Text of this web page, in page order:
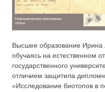
Высшее образование Ирина
обучаясь на естественном
государственного
отличием защитила
«Исследование биотопов в